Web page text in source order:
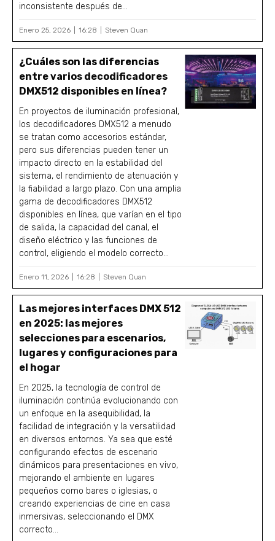
inconsistente después de...
Enero 25, 2026 16:28 Steven Quan
¿Cuáles son las diferencias
entre varios decodificadores
DMX512 disponibles en línea?
En proyectos de iluminación profesional,
los decodificadores DMX512 a menudo
se tratan como accesorios estándar,
pero sus diferencias pueden tener un
impacto directo en la estabilidad del
sistema, el rendimiento de atenuación y
la fiabilidad a largo plazo. Con una amplia
gama de decodificadores DMX512
disponibles en línea, que varían en el tipo
de salida, la capacidad del canal, el
diseño eléctrico y las funciones de
control, eligiendo el modelo correcto...
Enero 11, 2026 16:28 Steven Quan
Las mejores interfaces DMX 512
en 2025: las mejores
selecciones para escenarios,
lugares y configuraciones para
el hogar
En 2025, la tecnología de control de
iluminación continúa evolucionando con
un enfoque en la asequibilidad, la
facilidad de integración y la versatilidad
en diversos entornos. Ya sea que esté
configurando efectos de escenario
dinámicos para presentaciones en vivo,
mejorando el ambiente en lugares
pequeños como bares o iglesias, o
creando experiencias de cine en casa
inmersivas, seleccionando el DMX
correcto...